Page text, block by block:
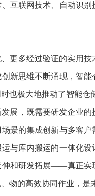
互联网技术、自动识
更多经过验证的实用
新思维不断涌现，智
也极大地推动了智能仓
展，既需要研发企业
景的集成创新与多客
与库内搬运的一体化
和研发拓展——真正实
物的高效协同作业，是